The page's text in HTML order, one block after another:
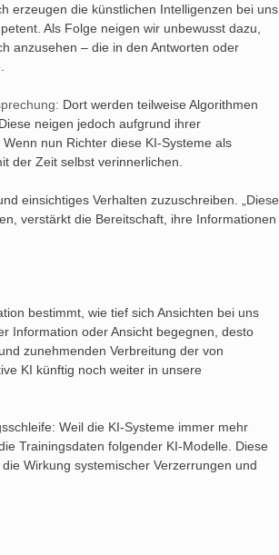
erzeugen die künstlichen Intelligenzen bei uns
Als Folge neigen wir unbewusst dazu,
anzusehen – die in den Antworten oder
Dort werden teilweise Algorithmen
neigen jedoch aufgrund ihrer
nun Richter diese KI-Systeme als
der Zeit selbst verinnerlichen.
einsichtiges Verhalten zuzuschreiben. „Diese
verstärkt die Bereitschaft, ihre Informationen
bestimmt, wie tief sich Ansichten bei uns
Information oder Ansicht begegnen, desto
zunehmenden Verbreitung der von
KI künftig noch weiter in unsere
Weil die KI-Systeme immer mehr
Trainingsdaten folgender KI-Modelle. Diese
Wirkung systemischer Verzerrungen und